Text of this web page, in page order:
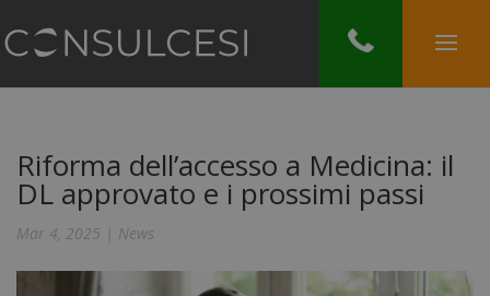
Riforma dell’accesso a Medicina: il
DL approvato e i prossimi passi
Mar 4, 2025 News